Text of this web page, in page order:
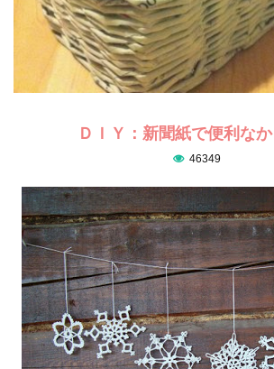
ＤＩＹ：新聞紙で便利な
46349